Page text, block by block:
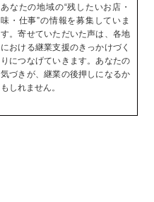
あなたの地域の“残したいお店・
味・仕事”の情報を募集していま
す。寄せていただいた声は、各地
における継業支援のきっかけづく
りにつなげていきます。あなたの
気づきが、継業の後押しになるか
もしれません。